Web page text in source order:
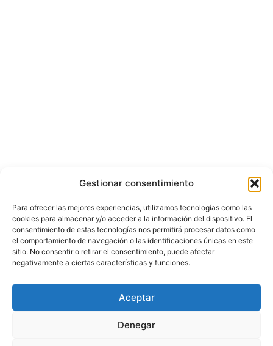
Gestionar consentimiento
Para ofrecer las mejores experiencias, utilizamos tecnologías como las
cookies para almacenar y/o acceder a la información del dispositivo. El
consentimiento de estas tecnologías nos permitirá procesar datos como
el comportamiento de navegación o las identificaciones únicas en este
sitio. No consentir o retirar el consentimiento, puede afectar
negativamente a ciertas características y funciones.
Aceptar
Denegar